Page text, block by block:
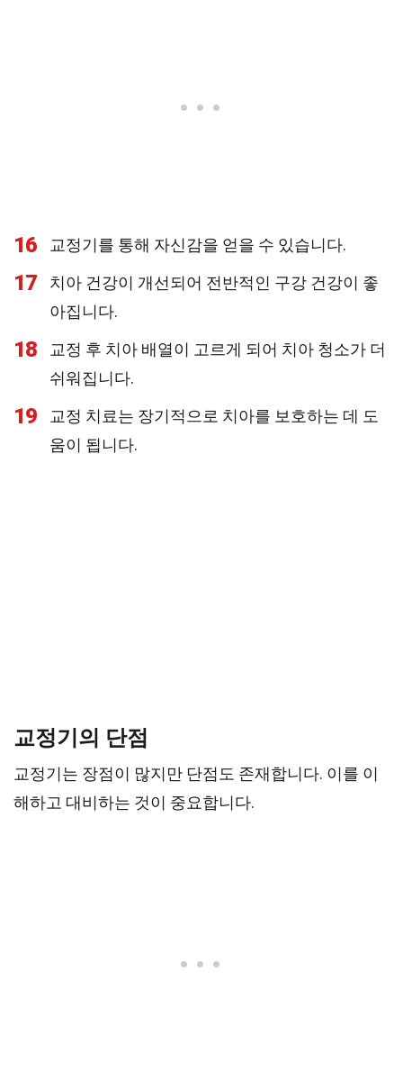
16 교정기를 통해 자신감을 얻을 수 있습니다.
17
치아 건강이 개선되어 전반적인 구강 건강이 좋
아집니다.
18
교정 후 치아 배열이 고르게 되어 치아 청소가 더
쉬워집니다.
19
교정 치료는 장기적으로 치아를 보호하는 데 도
움이 됩니다.
교정기의 단점
교정기는 장점이 많지만 단점도 존재합니다. 이를 이
해하고 대비하는 것이 중요합니다.